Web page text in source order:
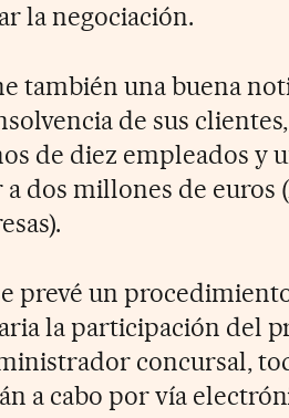
la negociación.
también una buena
de sus
de diez empleados y
dos millones de euros
prevé un
la participación del
concursal,
a cabo por vía